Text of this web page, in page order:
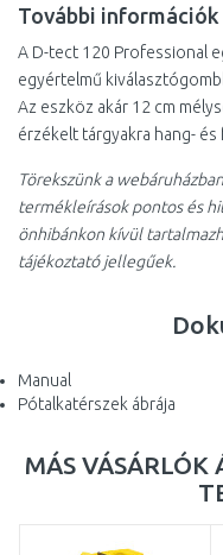
További információk
A D-tect 120 Professional
egyértelmű
Az eszköz akár 12 cm
érzékelt tárgyakra hang-
Törekszünk a
termékleírások pontos és
önhibánkon kívül
tájékoztató jellegűek.
Manual
Pótalkatérszek ábrája
MÁS VÁSÁRLÓK